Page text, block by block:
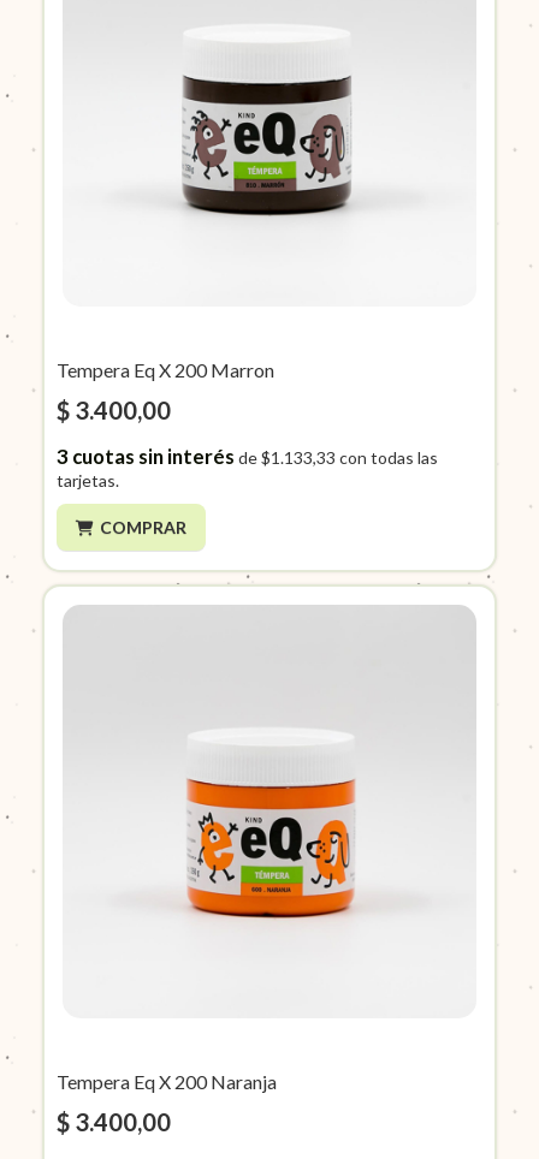
Tempera Eq X 200 Marron
$ 3.400,00
3cuotas sin interés de$1.133,33 con todas las
tarjetas.
COMPRAR
Tempera Eq X 200 Naranja
$ 3.400,00